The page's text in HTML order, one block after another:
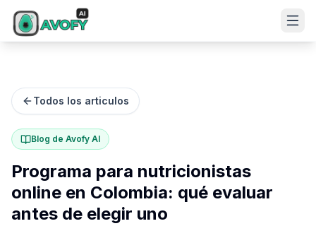
Todos los articulos
Blog de Avofy AI
Programa para nutricionistas
online en Colombia: qué evaluar
antes de elegir uno